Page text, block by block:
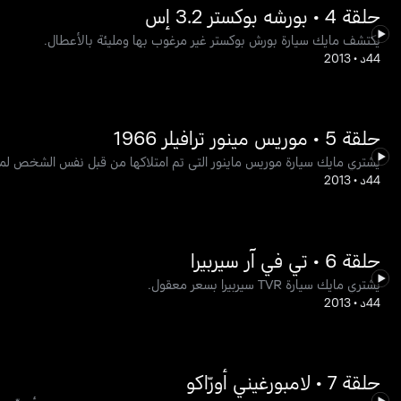
حلقة 4 • بورشه بوكستر 3.2 إس
يكتشف مايك سيارة بورش بوكستر غير مرغوب بها ومليئة بالأعطال.
44د •
2013
حلقة 5 • موريس مينور ترافيلر 1966
يشتري مايك سيارة موريس ماينور التي تم امتلاكها من قبل نفس الشخص لمدة 27
44د •
2013
حلقة 6 • تي في آر سيربيرا
يشتري مايك سيارة TVR سيربيرا بسعر معقول.
44د •
2013
حلقة 7 • لامبورغيني أورّاكو